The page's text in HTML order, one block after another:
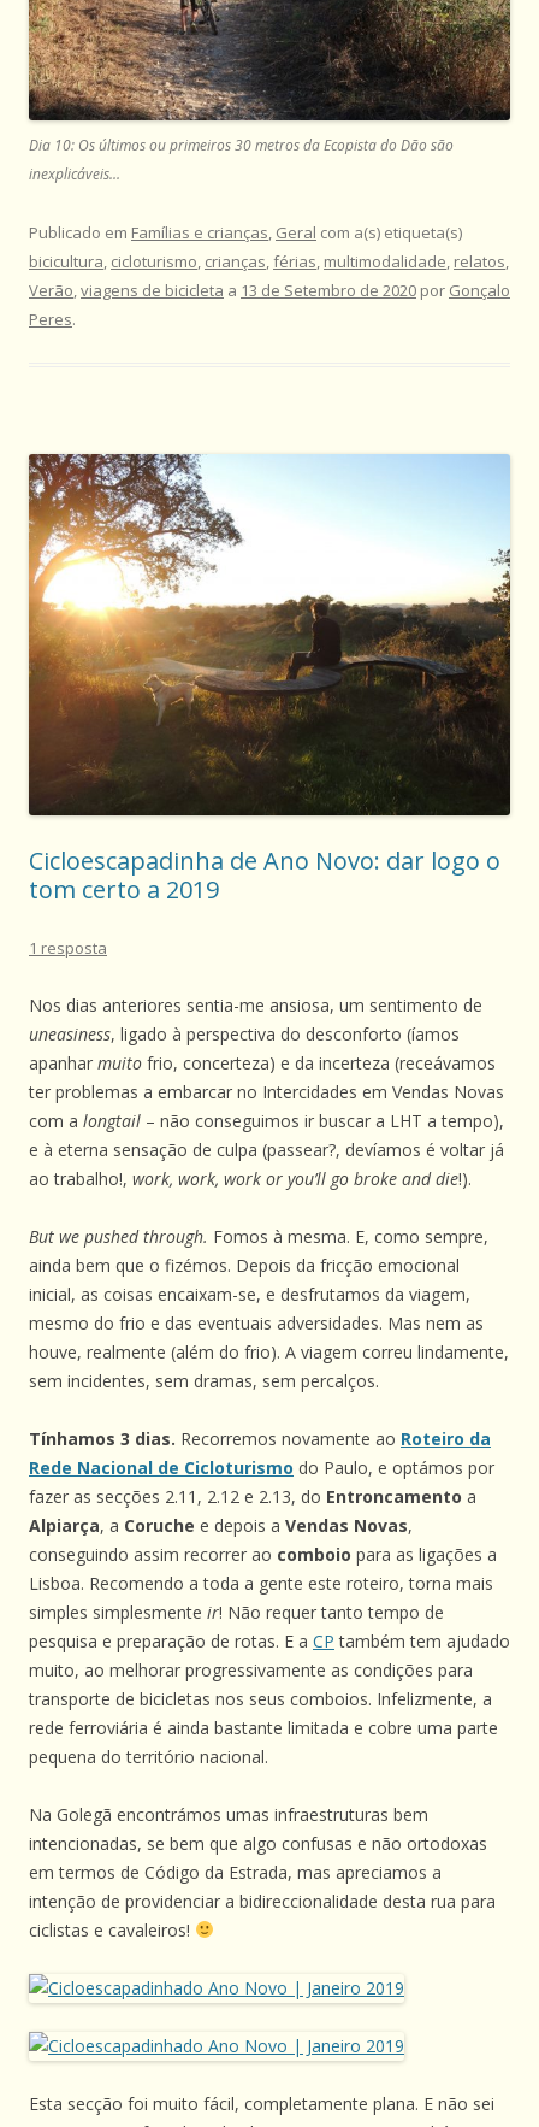
Dia 10: Os últimos ou primeiros 30 metros da Ecopista do Dão são
inexplicáveis…
Publicado em Famílias e crianças, Geral com a(s) etiqueta(s)
bicicultura, cicloturismo, crianças,férias, multimodalidade, relatos,
Verão,viagens de bicicleta a 13 de Setembro de 2020 por Gonçalo
Peres.
Cicloescapadinha de Ano Novo: dar logo o
tom certo a 2019
1 resposta
Nos dias anteriores sentia-me ansiosa, um sentimento de
uneasiness, ligado à perspectiva do desconforto (íamos
apanhar muito frio, concerteza) e da incerteza (receávamos
ter problemas a embarcar no Intercidades em Vendas Novas
com a longtail – não conseguimos ir buscar a LHT a tempo),
e à eterna sensação de culpa (passear?, devíamos é voltar já
ao trabalho!, work, work, work or you’ll go broke and die!).
But we pushed through. Fomos à mesma. E, como sempre,
ainda bem que o fizémos. Depois da fricção emocional
inicial, as coisas encaixam-se, e desfrutamos da viagem,
mesmo do frio e das eventuais adversidades. Mas nem as
houve, realmente (além do frio). A viagem correu lindamente,
sem incidentes, sem dramas, sem percalços.
Tínhamos 3 dias. Recorremos novamente ao Roteiro da
Rede Nacional de Cicloturismo do Paulo, e optámos por
fazer as secções 2.11, 2.12 e 2.13, do Entroncamento a
Alpiarça, a Coruche e depois a Vendas Novas,
conseguindo assim recorrer ao comboio para as ligações a
Lisboa. Recomendo a toda a gente este roteiro, torna mais
simples simplesmente ir! Não requer tanto tempo de
pesquisa e preparação de rotas. E a CP também tem ajudado
muito, ao melhorar progressivamente as condições para
transporte de bicicletas nos seus comboios. Infelizmente, a
rede ferroviária é ainda bastante limitada e cobre uma parte
pequena do território nacional.
Na Golegã encontrámos umas infraestruturas bem
intencionadas, se bem que algo confusas e não ortodoxas
em termos de Código da Estrada, mas apreciamos a
intenção de providenciar a bidireccionalidade desta rua para
ciclistas e cavaleiros!
Esta secção foi muito fácil, completamente plana. E não sei